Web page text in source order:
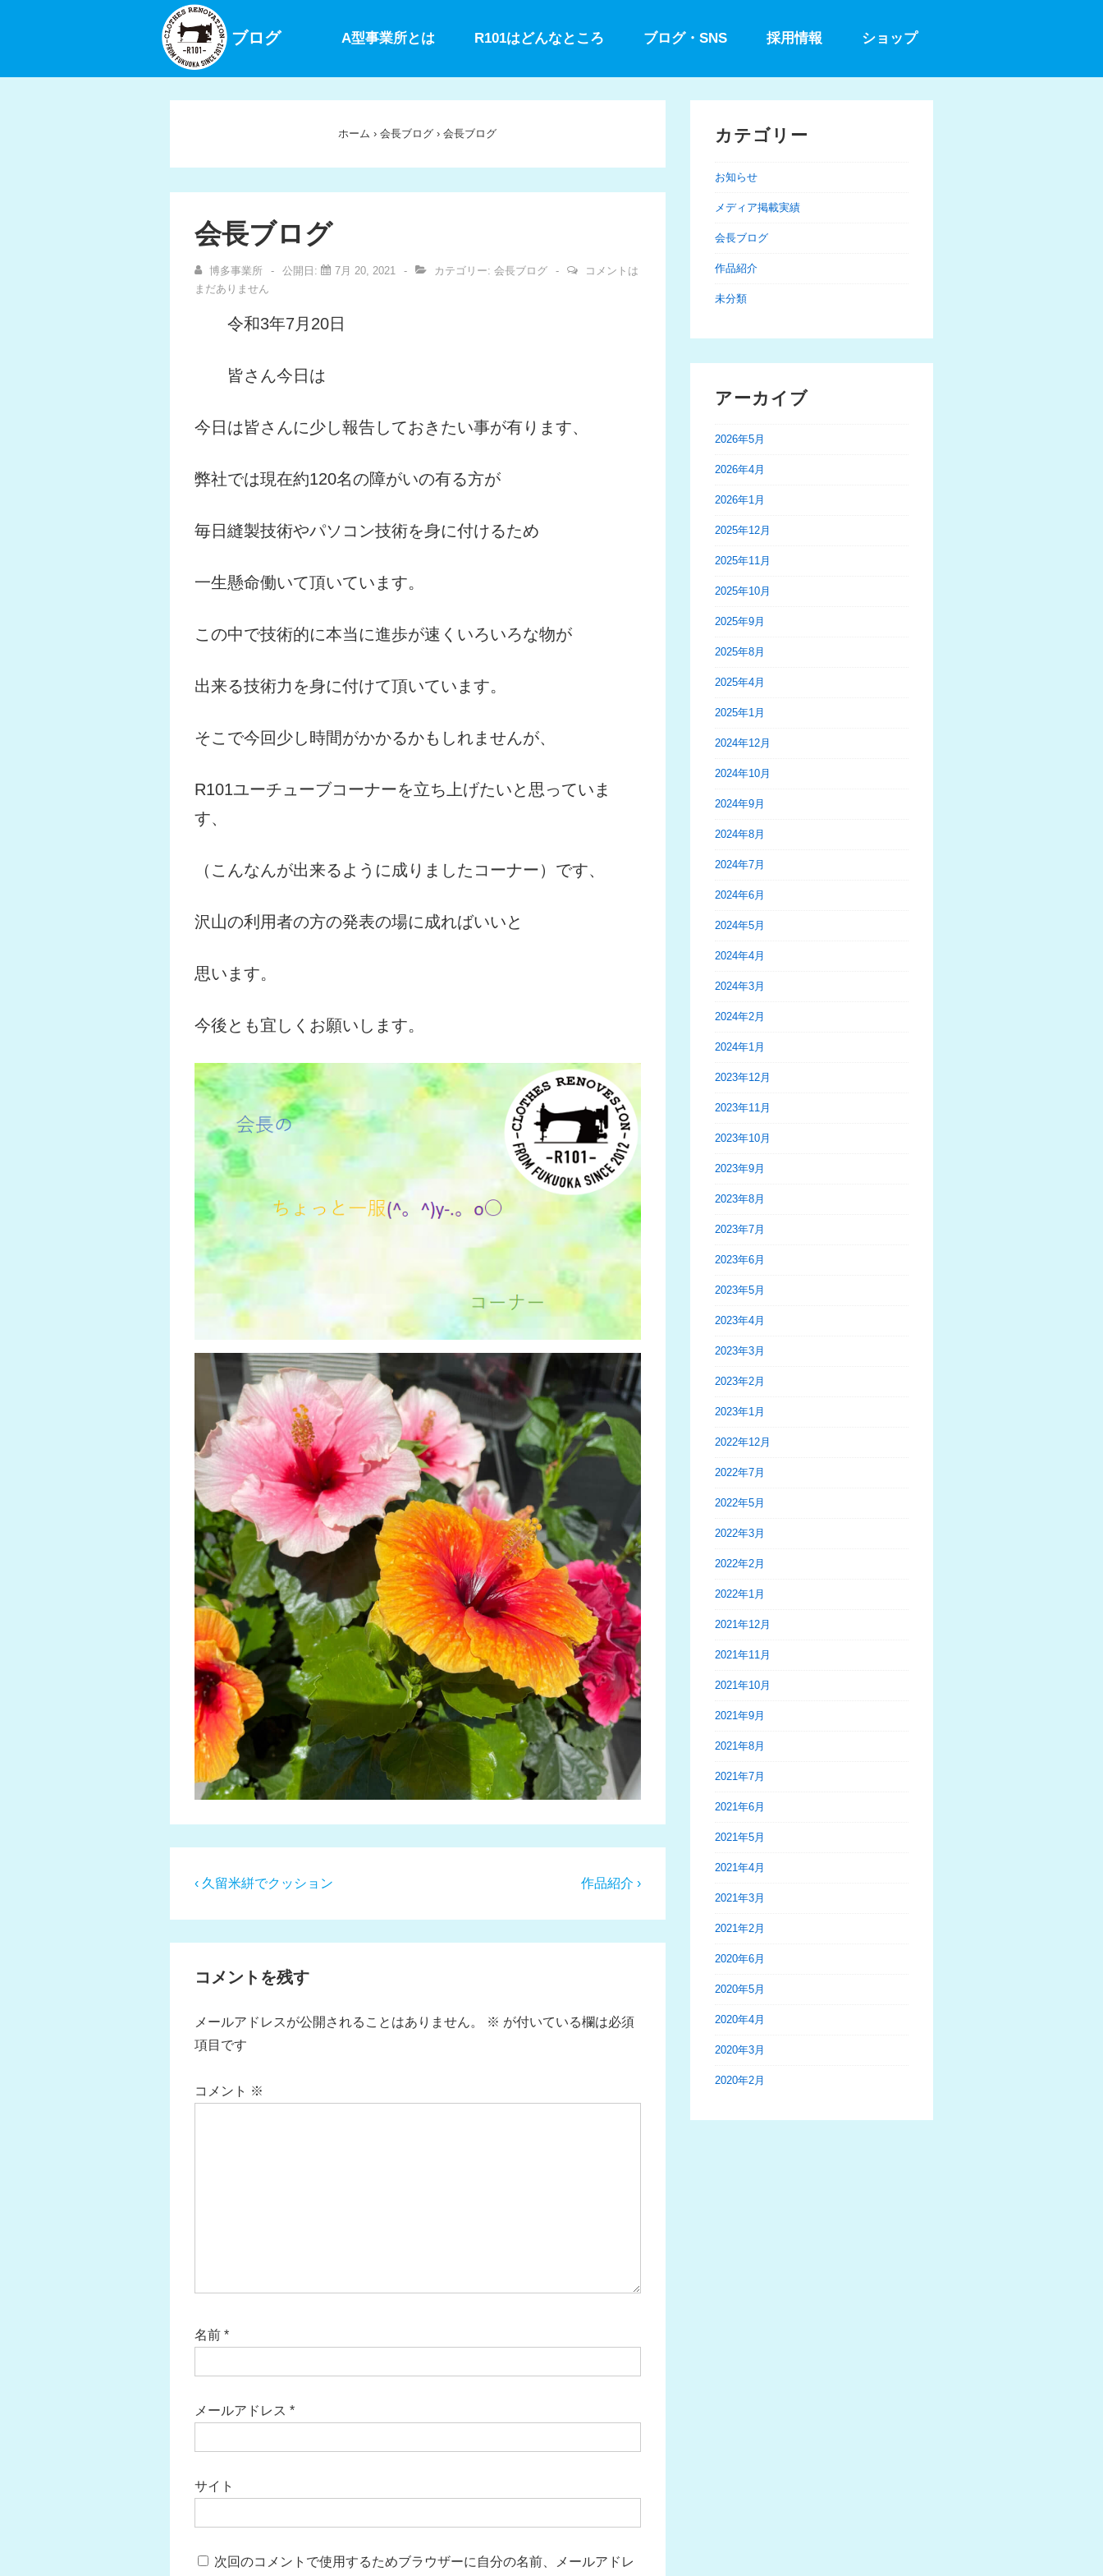
ン
ブログ A型事業所とは R101はどんなところ ブログ・SNS 採用情報 ショップ
ホーム › 会長ブログ › 会長ブログ
会長ブログ
博多事業所 公開日: 7月 20, 2021 カテゴリー: 会長ブログ
コメントは
まだありません
令和3年7月20日
皆さん今日は
今日は皆さんに少し報告しておきたい事が有ります、
弊社では現在約120名の障がいの有る方が
毎日縫製技術やパソコン技術を身に付けるため
一生懸命働いて頂いています。
この中で技術的に本当に進歩が速くいろいろな物が
出来る技術力を身に付けて頂いています。
そこで今回少し時間がかかるかもしれませんが、
R101ユーチューブコーナーを立ち上げたいと思っていま
す、
（こんなんが出来るように成りましたコーナー）です、
沢山の利用者の方の発表の場に成ればいいと
思います。
今後とも宜しくお願いします。
投
ナ
ゲ
ー
シ
ン
前
‹ 久留米絣でクッション
次
作品紹介 ›
コメントを残す
メールアドレスが公開されることはありません。 ※ が付いている欄は必須
項目です
コメント ※
名前 *
メールアドレス *
サイト
次回のコメントで使用するためブラウザーに自分の名前、メールアドレ
カテゴリー
お知らせ
メディア掲載実績
会長ブログ
作品紹介
未分類
アーカイブ
2026年5月
2026年4月
2026年1月
2025年12月
2025年11月
2025年10月
2025年9月
2025年8月
2025年4月
2025年1月
2024年12月
2024年10月
2024年9月
2024年8月
2024年7月
2024年6月
2024年5月
2024年4月
2024年3月
2024年2月
2024年1月
2023年12月
2023年11月
2023年10月
2023年9月
2023年8月
2023年7月
2023年6月
2023年5月
2023年4月
2023年3月
2023年2月
2023年1月
2022年12月
2022年7月
2022年5月
2022年3月
2022年2月
2022年1月
2021年12月
2021年11月
2021年10月
2021年9月
2021年8月
2021年7月
2021年6月
2021年5月
2021年4月
2021年3月
2021年2月
2020年6月
2020年5月
2020年4月
2020年3月
2020年2月